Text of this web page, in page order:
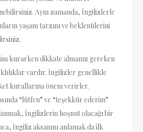
Aynı zamanda, İngilizlerle
yaşam tarzını ve beklentilerini
kurarken dikkate almanız gereken
vardır. İngilizler genellikle
kurallarına önem verirler.
“lütfen” ve “teşekkür ederim”
İngilizlerin hoşnut olacağı bir
İngiliz aksanını anlamak da ilk